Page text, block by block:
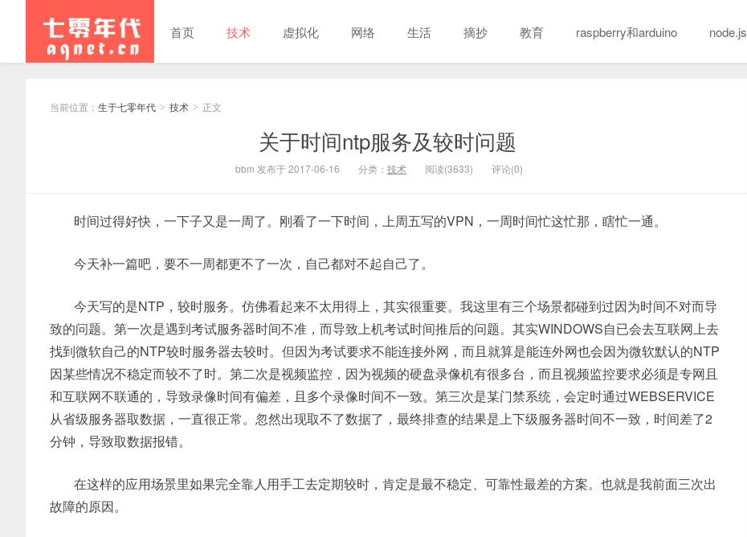
首页 技术 虚拟化 网络 生活 摘抄 教育 raspberry和arduino node.js
当前位置： 生于七零年代 > 技术 > 正文
关于时间ntp服务及较时问题
bbm 发布于 2017-06-16 分类： 技术 阅读(3633) 评论(0)
时间过得好快，一下子又是一周了。刚看了一下时间，上周五写的VPN，一周时间忙这忙那，瞎忙一通。
今天补一篇吧，要不一周都更不了一次，自己都对不起自己了。
今天写的是NTP，较时服务。仿佛看起来不太用得上，其实很重要。我这里有三个场景都碰到过因为时间不对而导
致的问题。第一次是遇到考试服务器时间不准，而导致上机考试时间推后的问题。其实WINDOWS自已会去互联网上去
找到微软自己的NTP较时服务器去较时。但因为考试要求不能连接外网，而且就算是能连外网也会因为微软默认的NTP
因某些情况不稳定而较不了时。第二次是视频监控，因为视频的硬盘录像机有很多台，而且视频监控要求必须是专网且
和互联网不联通的，导致录像时间有偏差，且多个录像时间不一致。第三次是某门禁系统，会定时通过WEBSERVICE
从省级服务器取数据，一直很正常。忽然出现取不了数据了，最终排查的结果是上下级服务器时间不一致，时间差了2
分钟，导致取数据报错。
在这样的应用场景里如果完全靠人用手工去定期较时，肯定是最不稳定、可靠性最差的方案。也就是我前面三次出
故障的原因。